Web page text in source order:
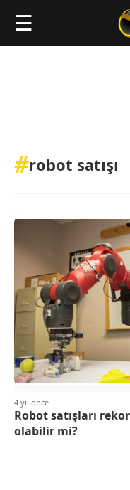
☰
#robot satışı
4 yıl önce
Robot satışları
olabilir mi?